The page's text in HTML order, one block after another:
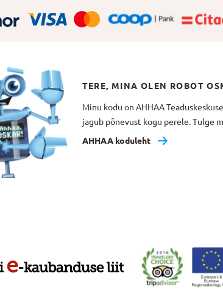
TERE, MINA OLEN ROBOT
Minu kodu on AHHAA
jagub põnevust kogu perele. Tulge
AHHAA koduleht